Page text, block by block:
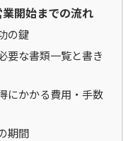
開始までの流れ
の鍵
要な書類一覧と書き
にかかる費用・手数
期間